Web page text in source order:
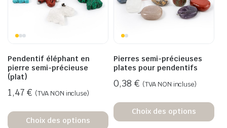
Pendentif éléphant en
pierre semi-précieuse
(plat)
1,47 € (TVA NON incluse)
Choix des options
Pierres semi-précieuses
plates pour pendentifs
0,38 € (TVA NON incluse)
Choix des options